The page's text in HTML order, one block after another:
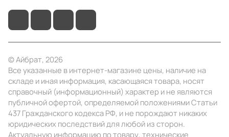
© Айбрат, 2026
Все указанные в интернет-магазине цены, наличие на
складе и иная информация, касающаяся товара, носят
справочный (информационный) характер и не являются
публичной офертой, определяемой положениями Статьи
437 Гражданского кодекса РФ, и не порождают никаких
юридических последствий для любой из сторон.
Актуальную информацию по товару, технические